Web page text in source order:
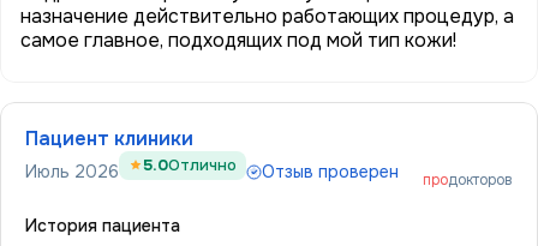
назначение действительно работающих процедур, а
самое главное, подходящих под мой тип кожи!
Пациент клиники
Июль 2026 5.0Отлично Отзыв проверен продокторов
История пациента